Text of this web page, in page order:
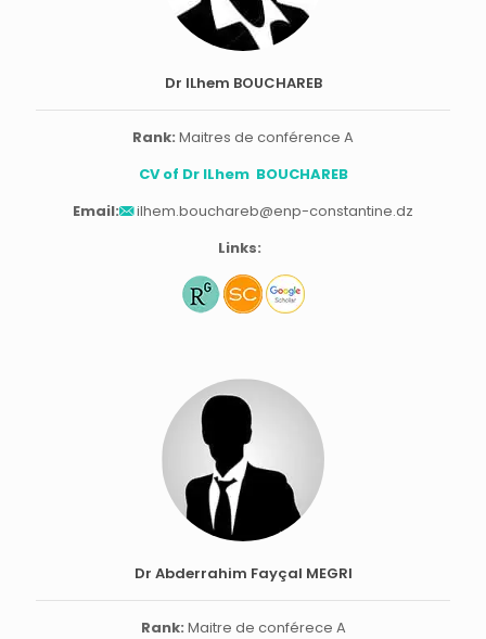
Dr ILhem BOUCHAREB
Rank: Maitres de conférence A
CV of Dr ILhem BOUCHAREB
Email:
ilhem.bouchareb@enp-constantine.dz
Links:
Dr Abderrahim Fayçal MEGRI
Rank: Maitre de conférece A